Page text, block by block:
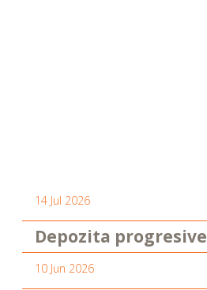
14 Jul 2026
Depozita progresive
10 Jun 2026